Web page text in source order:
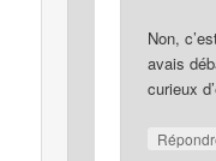
Non,
avais
curieux